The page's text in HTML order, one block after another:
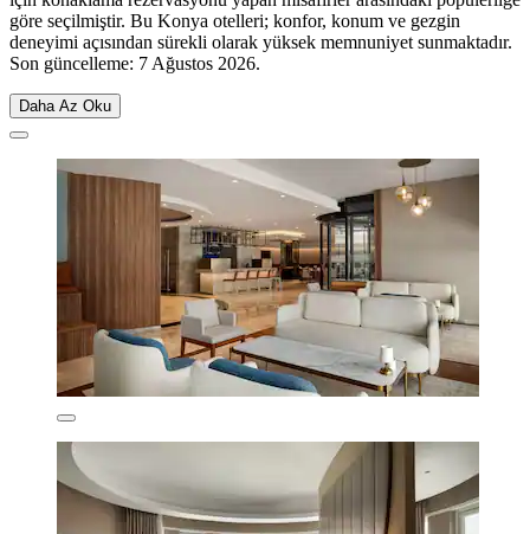
göre seçilmiştir. Bu Konya otelleri; konfor, konum ve gezgin
deneyimi açısından sürekli olarak yüksek memnuniyet sunmaktadır.
Son güncelleme: 7 Ağustos 2026.
Daha Az Oku